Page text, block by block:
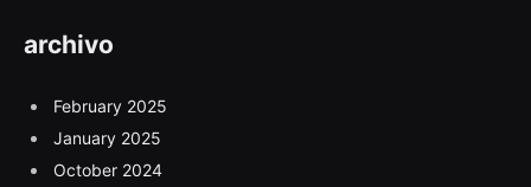
archivo
February 2025
January 2025
October 2024